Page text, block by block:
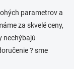
parametrov a
za skvelé ceny,
nechýbajú
? sme
⬇